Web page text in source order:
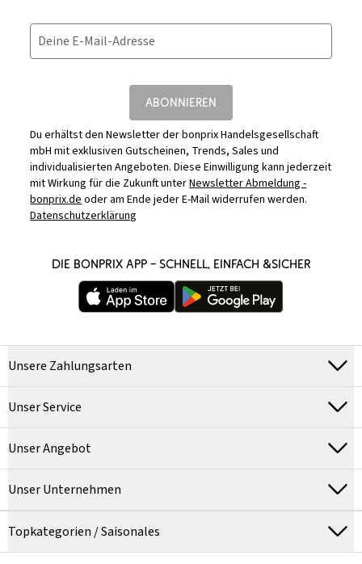
Deine E-Mail-Adresse
ABONNIEREN
Du erhältst den Newsletter der bonprix Handelsgesellschaft
mbH mit exklusiven Gutscheinen, Trends, Sales und
individualisierten Angeboten. Diese Einwilligung kann jederzeit
mit Wirkung für die Zukunft unterNewsletter Abmeldung -
bonprix.deoder am Ende jeder E-Mail widerrufen werden.
Datenschutzerklärung
DIE BONPRIX APP – SCHNELL, EINFACH &SICHER
Unsere Zahlungsarten
Unser Service
Unser Angebot
Unser Unternehmen
Topkategorien / Saisonales